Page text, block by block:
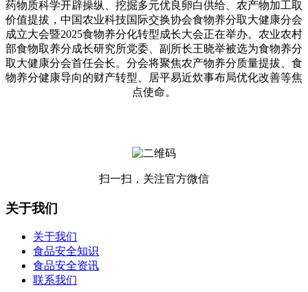
药物质科学开辟操纵、挖掘多元优良卵白供给、农产物加工取
价值提拔，中国农业科技国际交换协会食物养分取大健康分会
成立大会暨2025食物养分化转型成长大会正在举办。农业农村
部食物取养分成长研究所党委、副所长王晓举被选为食物养分
取大健康分会首任会长。分会将聚焦农产物养分质量提拔、食
物养分健康导向的财产转型、居平易近炊事布局优化改善等焦
点使命。
扫一扫，关注官方微信
关于我们
关于我们
食品安全知识
食品安全资讯
联系我们